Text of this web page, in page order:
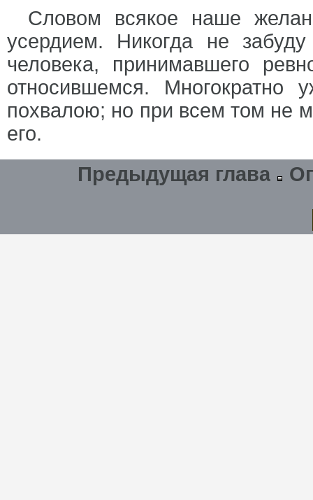
Словом всякое наше
усердием. Никогда не
человека, принимавшего
относившемся.
похвалою; но при всем том не
его.
Предыдущая глава